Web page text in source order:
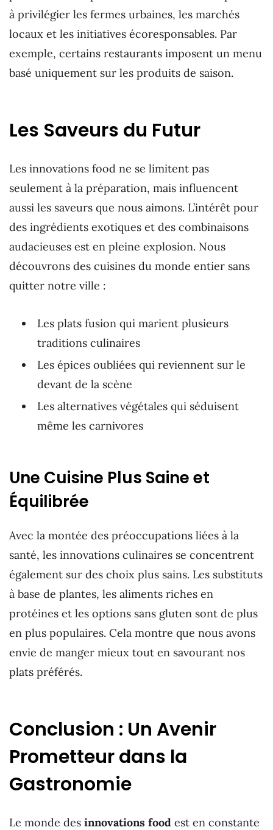
à privilégier les fermes urbaines, les marchés
locaux et les initiatives écoresponsables. Par
exemple, certains restaurants imposent un menu
basé uniquement sur les produits de saison.
Les Saveurs du Futur
Les innovations food ne se limitent pas
seulement à la préparation, mais influencent
aussi les saveurs que nous aimons. L’intérêt pour
des ingrédients exotiques et des combinaisons
audacieuses est en pleine explosion. Nous
découvrons des cuisines du monde entier sans
quitter notre ville :
Les plats fusion qui marient plusieurs
traditions culinaires
Les épices oubliées qui reviennent sur le
devant de la scène
Les alternatives végétales qui séduisent
même les carnivores
Une Cuisine Plus Saine et
Équilibrée
Avec la montée des préoccupations liées à la
santé, les innovations culinaires se concentrent
également sur des choix plus sains. Les substituts
à base de plantes, les aliments riches en
protéines et les options sans gluten sont de plus
en plus populaires. Cela montre que nous avons
envie de manger mieux tout en savourant nos
plats préférés.
Conclusion : Un Avenir
Prometteur dans la
Gastronomie
Le monde des innovations food est en constante